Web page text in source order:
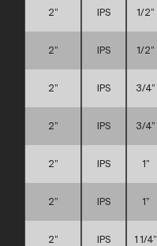
2” IPS 1/2”
2” IPS 1/2”
2” IPS 3/4”
2” IPS 3/4”
2” IPS 1”
2” IPS 1”
2” IPS 1 1/4”